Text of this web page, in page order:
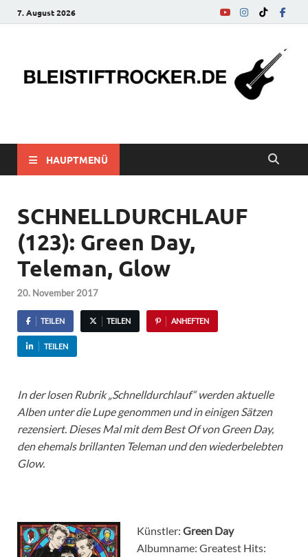
7. August 2026
bleistiftrocker.de
HAUPTMENÜ
SCHNELLDURCHLAUF
(123): Green Day,
Teleman, Glow
20. November 2017
TEILEN TEILEN ANHEFTEN
TEILEN
In der losen Rubrik „Schnelldurchlauf“ werden aktuelle
Alben unter die Lupe genommen und in einigen Sätzen
rezensiert. Dieses Mal mit dem Best Of von Green Day,
den ehemals brillanten Teleman und den wiederbelebten
Glow.
Künstler: Green Day
Albumname: Greatest Hits: